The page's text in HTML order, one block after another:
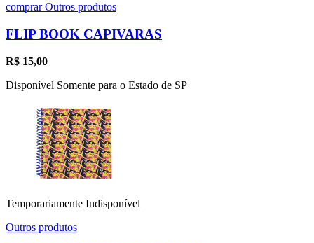
comprarOutros produtos
FLIP BOOK CAPIVARAS
R$ 15,00
Disponível Somente para o Estado de SP
Temporariamente Indisponível
Outros produtos